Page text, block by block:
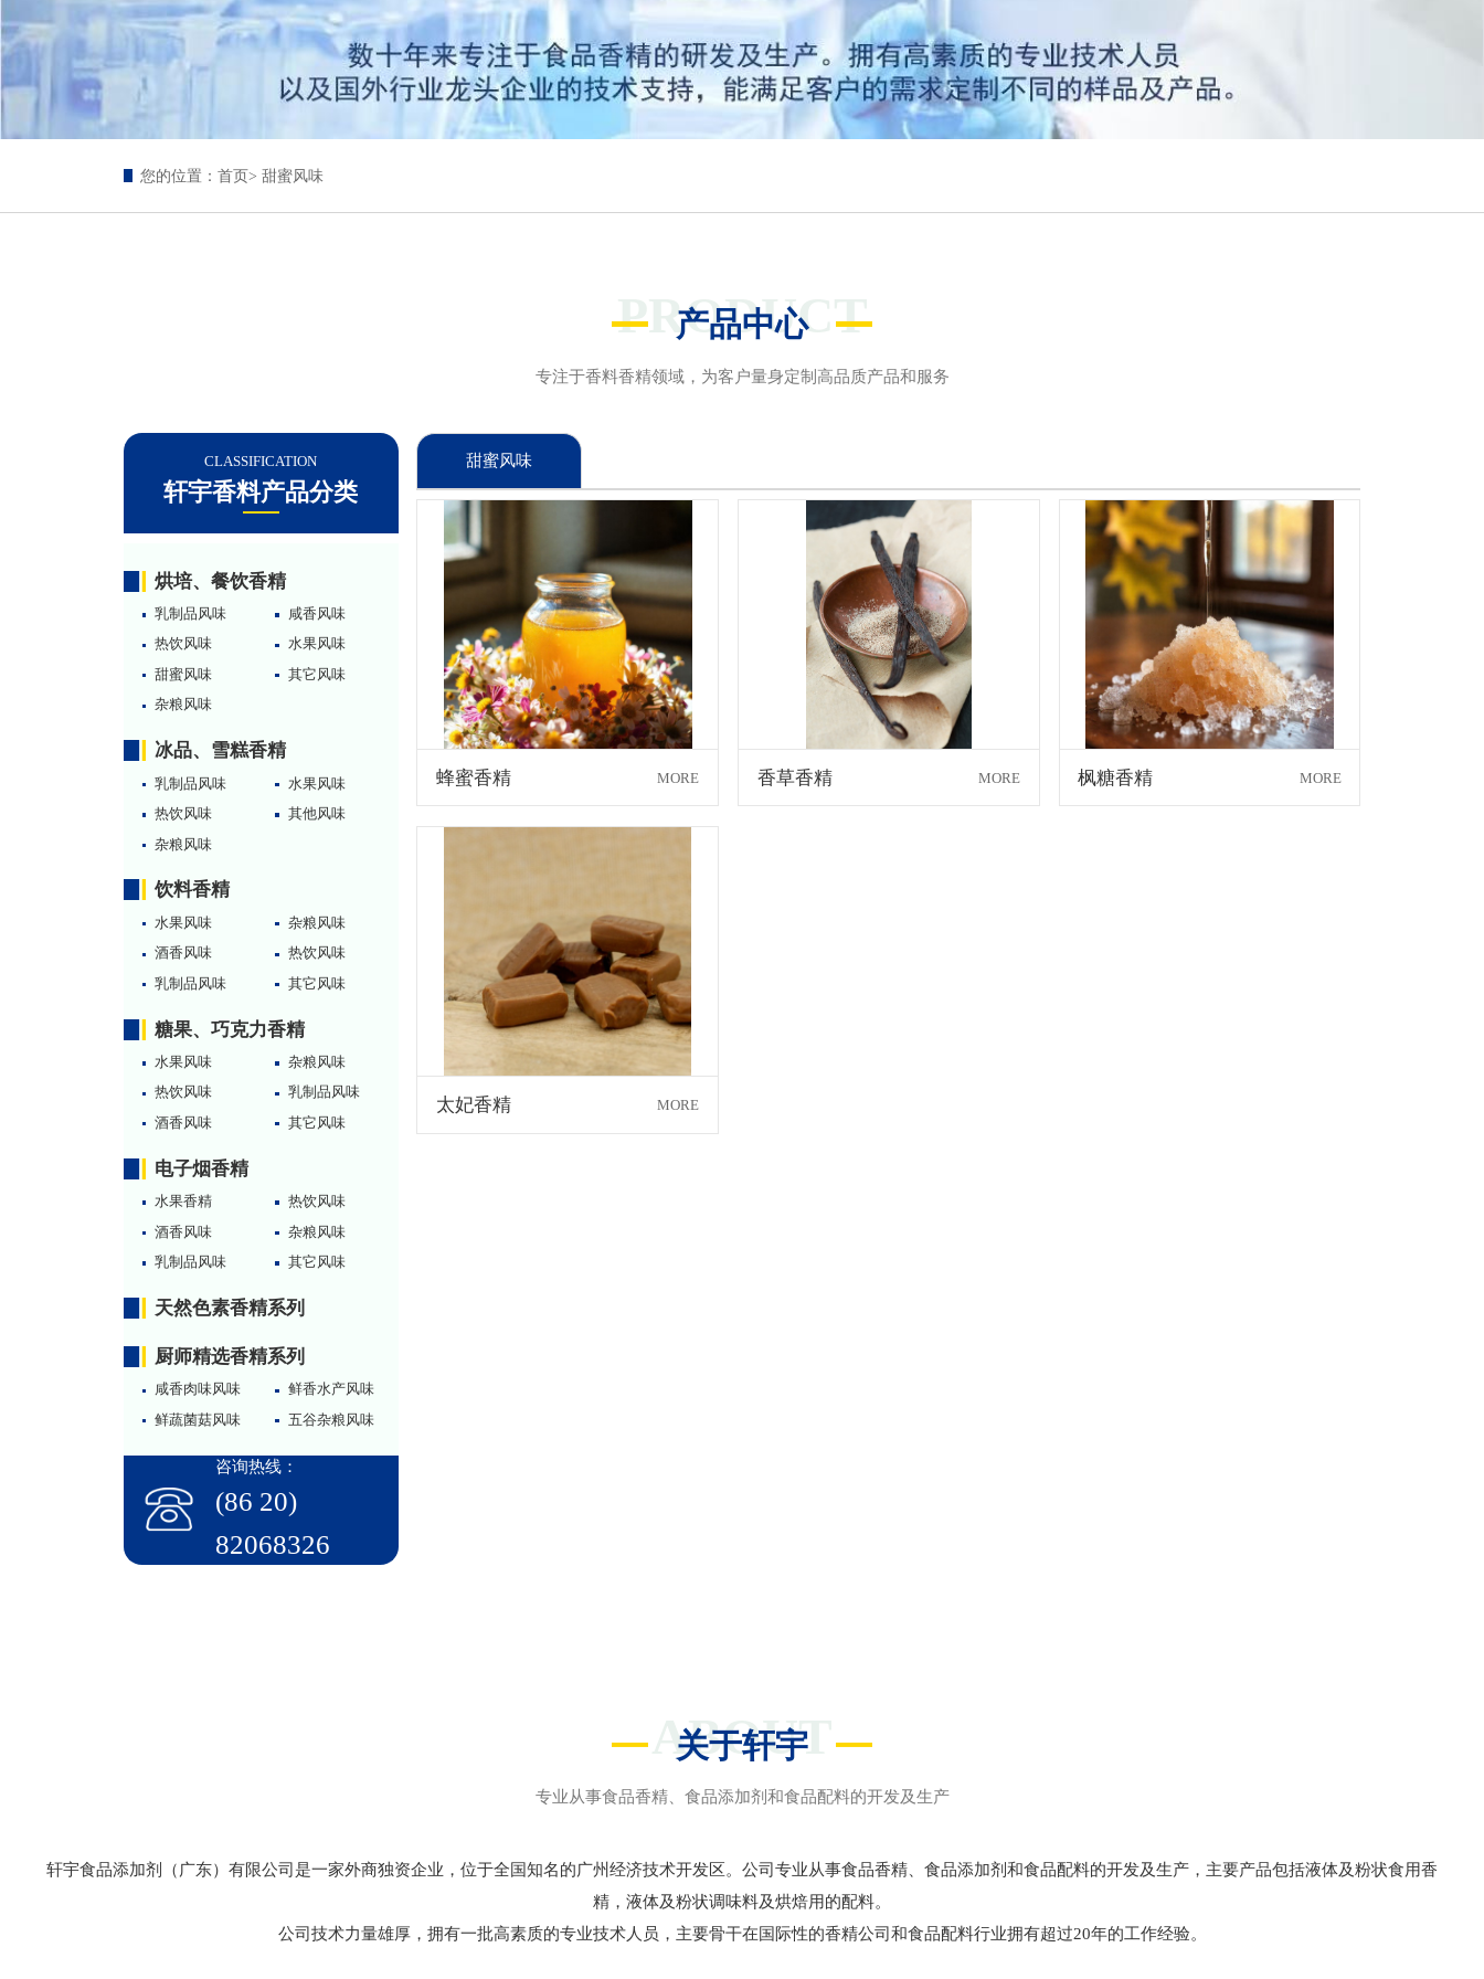
您的位置： 首页> 甜蜜风味
PRODUCT
产品中心
专注于香料香精领域，为客户量身定制高品质产品和服务
CLASSIFICATION
轩宇香料产品分类
烘培、餐饮香精
乳制品风味
咸香风味
热饮风味
水果风味
甜蜜风味
其它风味
杂粮风味
冰品、雪糕香精
乳制品风味
水果风味
热饮风味
其他风味
杂粮风味
饮料香精
水果风味
杂粮风味
酒香风味
热饮风味
乳制品风味
其它风味
糖果、巧克力香精
水果风味
杂粮风味
热饮风味
乳制品风味
酒香风味
其它风味
电子烟香精
水果香精
热饮风味
酒香风味
杂粮风味
乳制品风味
其它风味
天然色素香精系列
厨师精选香精系列
咸香肉味风味
鲜香水产风味
鲜蔬菌菇风味
五谷杂粮风味
咨询热线：
(86 20)
82068326
甜蜜风味
蜂蜜香精 MORE 香草香精 MORE 枫糖香精 MORE
太妃香精 MORE
ABOUT
关于轩宇
专业从事食品香精、食品添加剂和食品配料的开发及生产
轩宇食品添加剂（广东）有限公司是一家外商独资企业，位于全国知名的广州经济技术开发区。公司专业从事食品香精、食品添加剂和食品配料的开发及生产，主要产品包括液体及粉状食用香
精，液体及粉状调味料及烘焙用的配料。
公司技术力量雄厚，拥有一批高素质的专业技术人员，主要骨干在国际性的香精公司和食品配料行业拥有超过20年的工作经验。